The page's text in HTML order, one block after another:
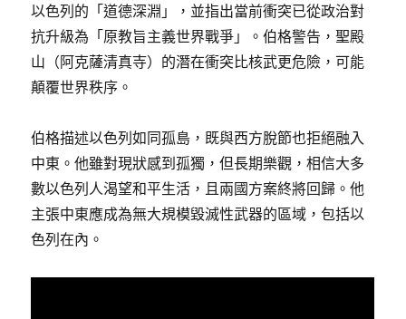
以色列的「道德深淵」，並指出當前衝突已從政治對
抗升級為「原教旨主義世界戰爭」。伯格警告，聖殿
山（阿克薩清真寺）的潛在衝突比核武更危險，可能
顛覆世界秩序。
伯格描述以色列如同孤島，既與西方脫節也拒絕融入
中東。他雖對現狀感到孤獨，但長期樂觀，相信大多
數以色列人渴望和平生活，且兩國方案終將回歸。他
主張中東應成為無大規模毀滅性武器的區域，包括以
色列在內。